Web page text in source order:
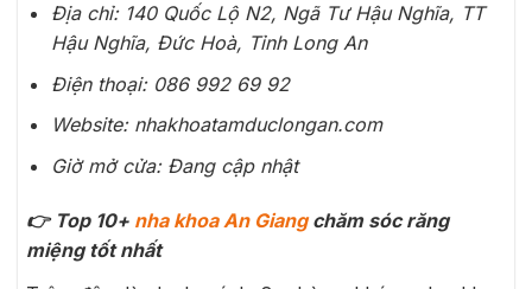
Địa chỉ: 140 Quốc Lộ N2, Ngã Tư Hậu Nghĩa, TT
Hậu Nghĩa, Đức Hoà, Tỉnh Long An
Điện thoại: 086 992 69 92
Website: nhakhoatamduclongan.com
Giờ mở cửa: Đang cập nhật
👉 Top 10+ nha khoa An Giangchăm sóc răng
miệng tốt nhất